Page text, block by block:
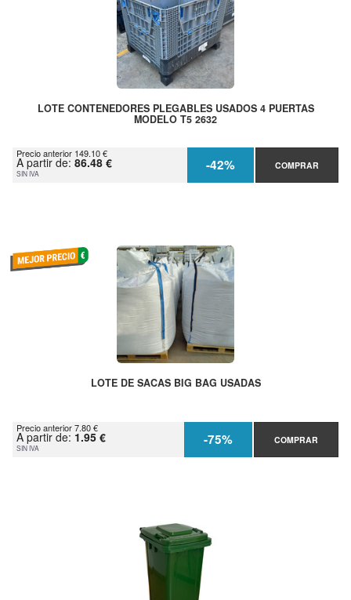
LOTE CONTENEDORES PLEGABLES USADOS 4 PUERTAS
MODELO T5 2632
Precio anterior 149.10 €
A partir de: 86.48 €
SIN IVA -42% COMPRAR
LOTE DE SACAS BIG BAG USADAS
Precio anterior 7.80 €
A partir de: 1.95 €
SIN IVA -75% COMPRAR